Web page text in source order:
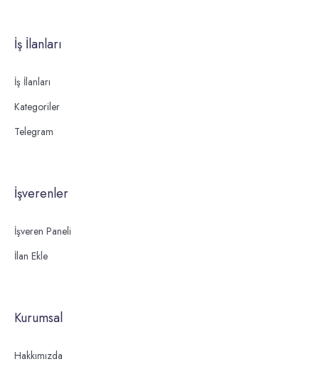
İş İlanları
İş İlanları
Kategoriler
Telegram
İşverenler
İşveren Paneli
İlan Ekle
Kurumsal
Hakkımızda